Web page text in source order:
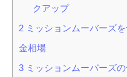
クアップ
2 ミッションムーバーズ
金相場
3 ミッションムーバーズ